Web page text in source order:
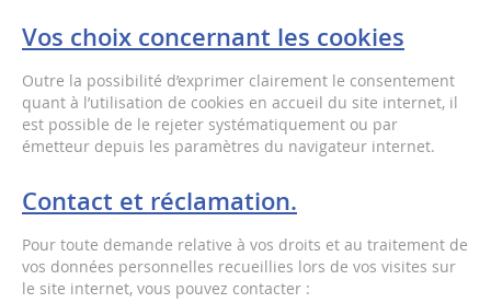
Vos choix concernant les cookies
Outre la possibilité d’exprimer clairement le consentement
quant à l’utilisation de cookies en accueil du site internet, il
est possible de le rejeter systématiquement ou par
émetteur depuis les paramètres du navigateur internet.
Contact et réclamation.
Pour toute demande relative à vos droits et au traitement de
vos données personnelles recueillies lors de vos visites sur
le site internet, vous pouvez contacter :